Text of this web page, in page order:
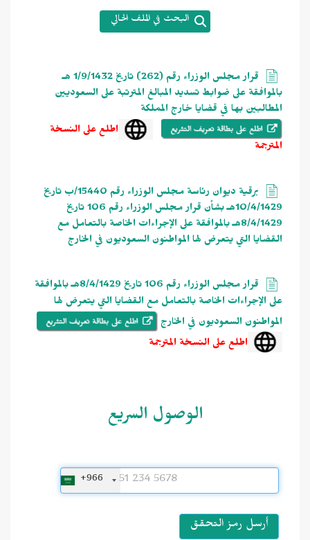
البحث في الملف الحالي
قرار مجلس الوزراء رقم (262) تاريخ 1/9/1432 هـ
بالموافقة على ضوابط تسديد المبالغ المترتبة على السعوديين
المطالبين بها في قضايا خارج المملكة
اطلع على النسخة
المترجمة
برقية ديوان رئاسة مجلس الوزراء رقم 15440/ب تاريخ
10/4/1429هـ بشأن قرار مجلس الوزراء رقم 106 تاريخ
8/4/1429هـ بالموافقة على الإجراءات الخاصة بالتعامل مع
القضايا التي يتعرض لها المواطنون السعوديون في الخارج
قرار مجلس الوزراء رقم 106 تاريخ 8/4/1429هـ بالموافقة
على الإجراءات الخاصة بالتعامل مع القضايا التي يتعرض لها
المواطنون السعوديون في الخارج
اطلع على النسخة المترجمة
الوصول السريع
+966